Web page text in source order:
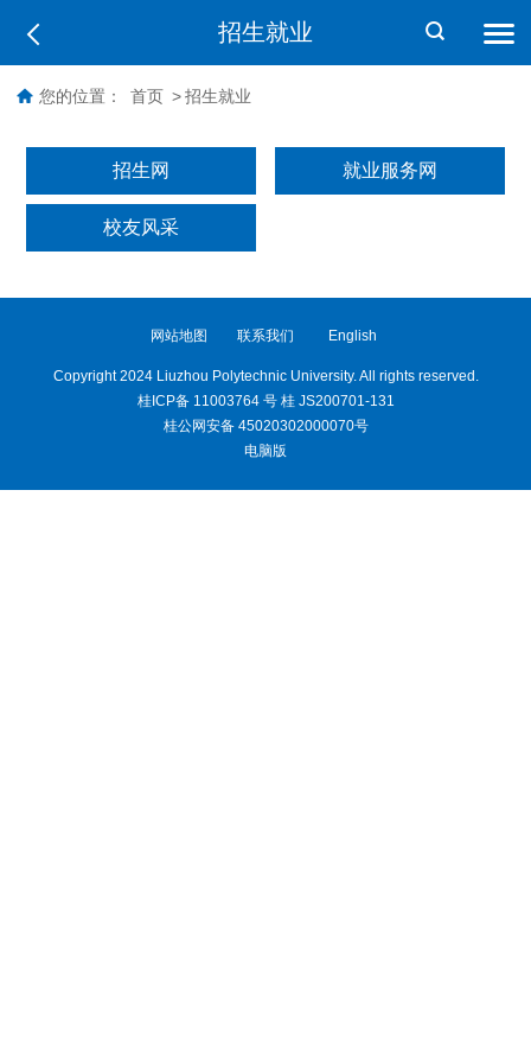
招生就业
您的位置： 首页 > 招生就业
招生网 就业服务网
校友风采
网站地图 联系我们 English
Copyright 2024 Liuzhou Polytechnic University. All rights reserved.
桂ICP备 11003764 号 桂 JS200701-131
桂公网安备 45020302000070号
电脑版